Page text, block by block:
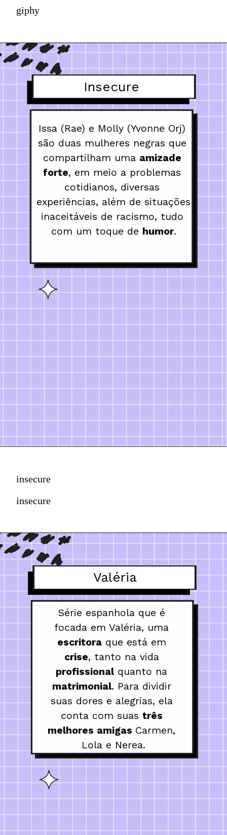
giphy
Insecure
Issa (Rae) e Molly (Yvonne Orj)
são duas mulheres negras que
compartilham uma amizade
forte, em meio a problemas
cotidianos, diversas
experiências, além de situações
inaceitáveis de racismo, tudo
com um toque de humor.
insecure
insecure
Valéria
Série espanhola que é
escritora
crise
, tanto na vida
profissional
matrimonial. Para dividir
suas dores e alegrias, ela
conta com suas três
melhores amigas Carmen,
Lola e Nerea.